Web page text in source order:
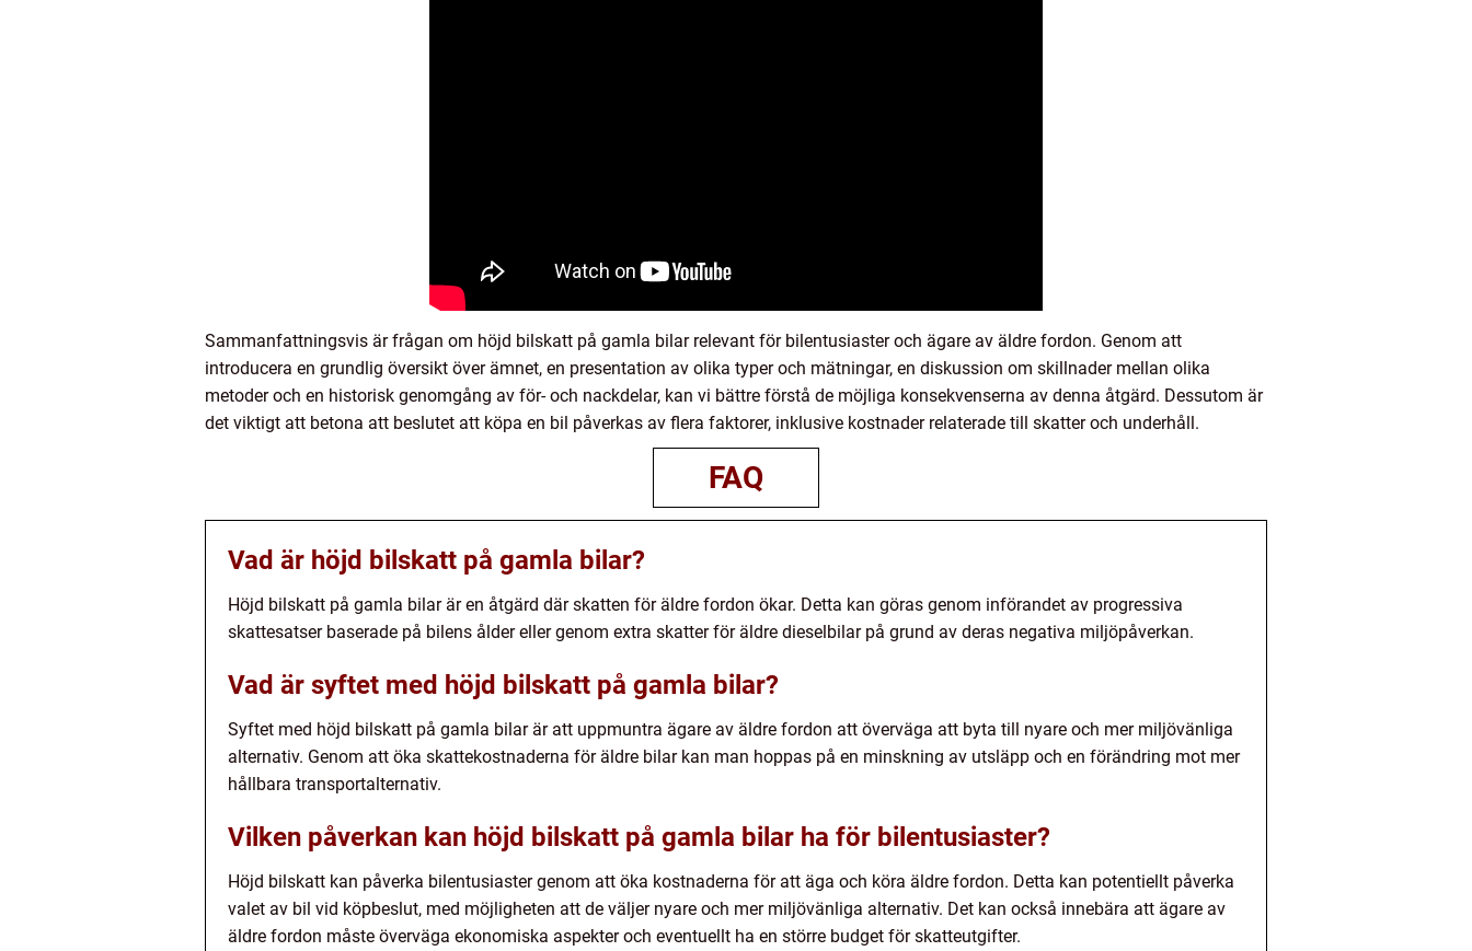
Sammanfattningsvis är frågan om höjd bilskatt på gamla bilar relevant för bilentusiaster och ägare av äldre fordon. Genom att
introducera en grundlig översikt över ämnet, en presentation av olika typer och mätningar, en diskussion om skillnader mellan olika
metoder och en historisk genomgång av för- och nackdelar, kan vi bättre förstå de möjliga konsekvenserna av denna åtgärd. Dessutom är
det viktigt att betona att beslutet att köpa en bil påverkas av flera faktorer, inklusive kostnader relaterade till skatter och underhåll.
FAQ
Vad är höjd bilskatt på gamla bilar?
Höjd bilskatt på gamla bilar är en åtgärd där skatten för äldre fordon ökar. Detta kan göras genom införandet av progressiva
skattesatser baserade på bilens ålder eller genom extra skatter för äldre dieselbilar på grund av deras negativa miljöpåverkan.
Vad är syftet med höjd bilskatt på gamla bilar?
Syftet med höjd bilskatt på gamla bilar är att uppmuntra ägare av äldre fordon att överväga att byta till nyare och mer miljövänliga
alternativ. Genom att öka skattekostnaderna för äldre bilar kan man hoppas på en minskning av utsläpp och en förändring mot mer
hållbara transportalternativ.
Vilken påverkan kan höjd bilskatt på gamla bilar ha för bilentusiaster?
Höjd bilskatt kan påverka bilentusiaster genom att öka kostnaderna för att äga och köra äldre fordon. Detta kan potentiellt påverka
valet av bil vid köpbeslut, med möjligheten att de väljer nyare och mer miljövänliga alternativ. Det kan också innebära att ägare av
äldre fordon måste överväga ekonomiska aspekter och eventuellt ha en större budget för skatteutgifter.